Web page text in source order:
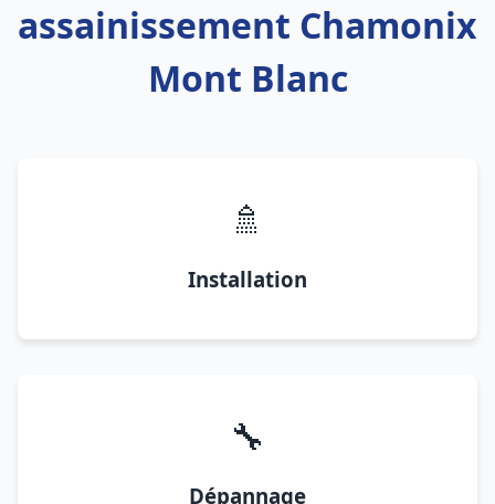
assainissement Chamonix
Mont Blanc
🚿
Installation
🔧
Dépannage